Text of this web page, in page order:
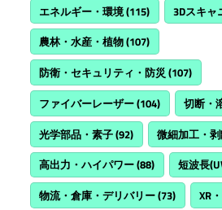
エネルギー・環境(115) 3Dスキャ
農林・水産・植物(107)
防衛・セキュリティ・防災(107)
ファイバーレーザー(104) 切断・
光学部品・素子(92) 微細加工・
高出力・ハイパワー(88) 短波長
物流・倉庫・デリバリー(73) XR